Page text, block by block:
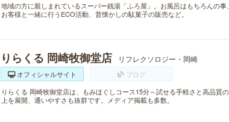
地域の方に親しまれているスーパー銭湯「ふろ屋」。お風呂はもちろんの
お客様と一緒に行うECO活動、昔懐かしの駄菓子の販売など。
りらくる 岡崎牧御堂店 リフレクソロジー・岡崎
オフィシャルサイト
ブログ
りらくる 岡崎牧御堂店は、もみほぐしコース15分～試せる手軽さと高品
上を展開、通いやすさも抜群です。メディア掲載も多数。